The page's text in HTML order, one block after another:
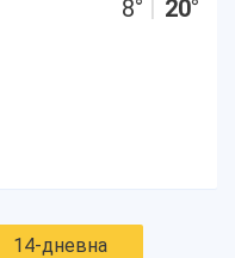
8° | 20°
14-дневна